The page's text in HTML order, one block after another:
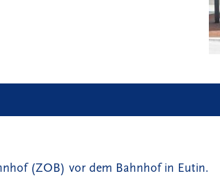
(ZOB) vor dem Bahnhof in Eutin.